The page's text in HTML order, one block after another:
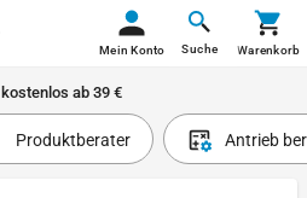
Suche
Mein Konto Warenkorb
kostenlos ab 39 €
Produktberater Antrieb